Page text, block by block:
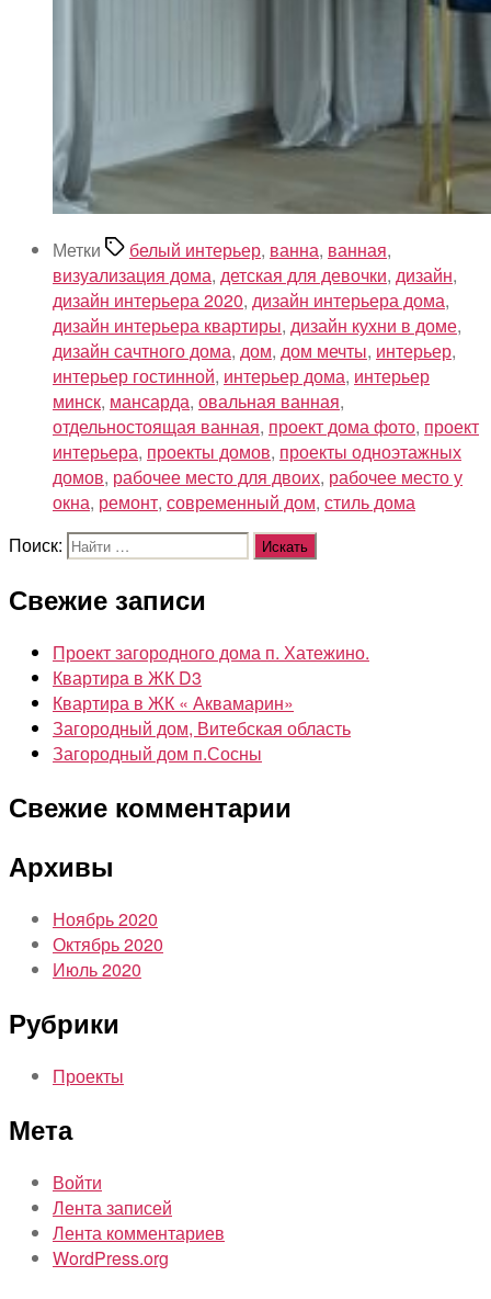
Метки белый интерьер, ванна, ванная,
визуализация дома, детская для девочки, дизайн,
дизайн интерьера 2020, дизайн интерьера дома,
дизайн интерьера квартиры, дизайн кухни в доме,
дизайн сачтного дома, дом, дом мечты, интерьер,
интерьер гостинной, интерьер дома, интерьер
минск, мансарда, овальная ванная,
отдельностоящая ванная, проект дома фото, проект
интерьера, проекты домов, проекты одноэтажных
домов, рабочее место для двоих, рабочее место у
окна, ремонт, современный дом, стиль дома
Поиск:
Свежие записи
Проект загородного дома п. Хатежино.
Квартирa в ЖК D3
Квартира в ЖК « Аквамарин»
Загородный дом, Витебская область
Загородный дом п.Сосны
Свежие комментарии
Архивы
Ноябрь 2020
Октябрь 2020
Июль 2020
Рубрики
Проекты
Мета
Войти
Лента записей
Лента комментариев
WordPress.org